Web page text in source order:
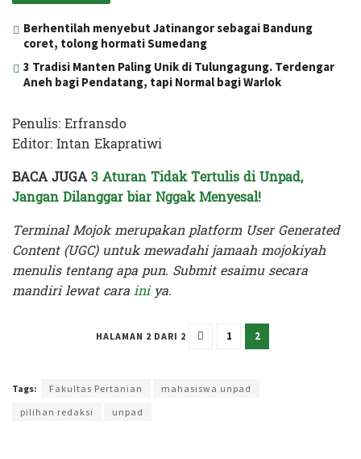
Berhentilah menyebut Jatinangor sebagai Bandung
coret, tolong hormati Sumedang
3 Tradisi Manten Paling Unik di Tulungagung. Terdengar
Aneh bagi Pendatang, tapi Normal bagi Warlok
Penulis: Erfransdo
Editor: Intan Ekapratiwi
BACA JUGA3 Aturan Tidak Tertulis di Unpad,
Jangan Dilanggar biar Nggak Menyesal!
Terminal Mojok merupakan platform User Generated
Content (UGC) untuk mewadahi jamaah mojokiyah
menulis tentang apa pun. Submit esaimu secara
mandiri lewat carainiya.
HALAMAN 2 DARI 2 1 2
Tags: Fakultas Pertanian
mahasiswa unpad
pilihan redaksi
unpad